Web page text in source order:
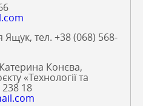
Ящук, тел. +38 (068) 568-
Катерина Конєва,
«Технології та
238 18